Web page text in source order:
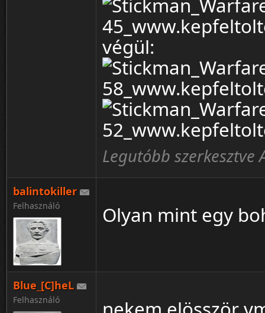
végül:
Legutóbb
balintokiller
Felhasználó Olyan mint egy
Blue_[C]heL
Felhasználó